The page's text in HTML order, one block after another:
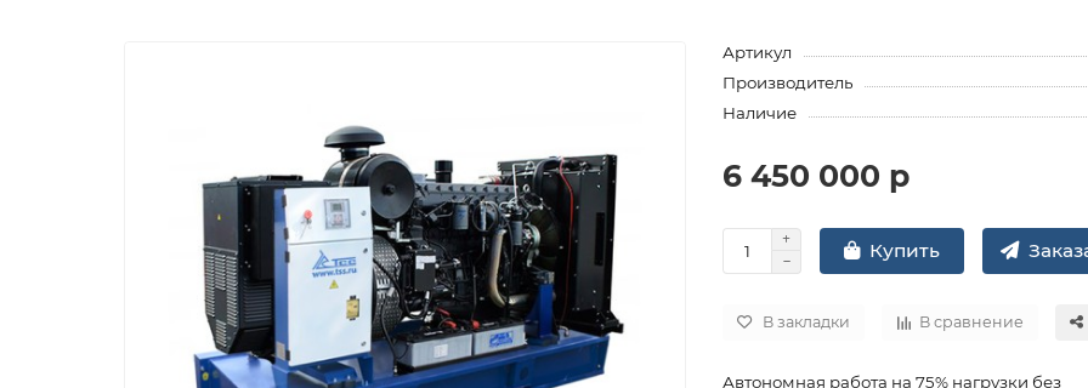
Артикул
Производитель
Наличие
6 450 000 р
Купить
В закладки В сравнение
Автономная работа на 75% нагрузки без